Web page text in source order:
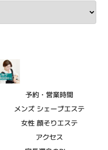
予約・営業時間
メンズ シェーブエステ
女性 顔そりエステ
アクセス